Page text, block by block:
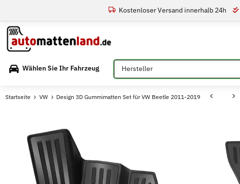
Kostenloser Versand innerhalb 24h
Wählen Sie Ihr Fahrzeug Bitte auswählen
Startseite VW Design 3D Gummimatten Set für VW Beetle 2011-2019